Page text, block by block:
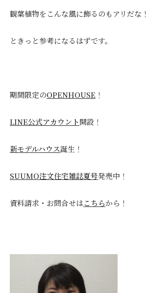
観葉植物をこんな風に飾るのもアリだな！
ときっと参考になるはずです。
期間限定のOPENHOUSE ！
LINE公式アカウント開設！
新モデルハウス誕生！
SUUMO注文住宅雑誌夏号発売中！
資料請求・お問合せはこちらから！